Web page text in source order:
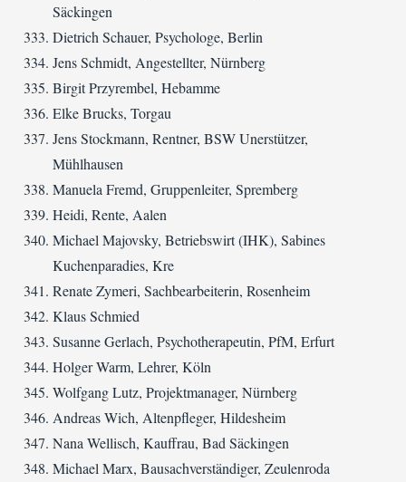
Säckingen
Dietrich Schauer, Psychologe, Berlin
Jens Schmidt, Angestellter, Nürnberg
Birgit Przyrembel, Hebamme
Elke Brucks, Torgau
Jens Stockmann, Rentner, BSW Unerstützer,
Mühlhausen
Manuela Fremd, Gruppenleiter, Spremberg
Heidi, Rente, Aalen
Michael Majovsky, Betriebswirt (IHK), Sabines
Kuchenparadies, Kre
Renate Zymeri, Sachbearbeiterin, Rosenheim
Klaus Schmied
Susanne Gerlach, Psychotherapeutin, PfM, Erfurt
Holger Warm, Lehrer, Köln
Wolfgang Lutz, Projektmanager, Nürnberg
Andreas Wich, Altenpfleger, Hildesheim
Nana Wellisch, Kauffrau, Bad Säckingen
Michael Marx, Bausachverständiger, Zeulenroda